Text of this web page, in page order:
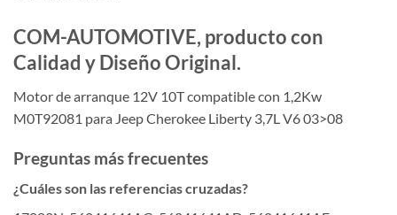
COM-AUTOMOTIVE, producto con
Calidad y Diseño Original.
Motor de arranque 12V 10T compatible con 1,2Kw
M0T92081 para Jeep Cherokee Liberty 3,7L V6 03>08
Preguntas más frecuentes
¿Cuáles son las referencias cruzadas?